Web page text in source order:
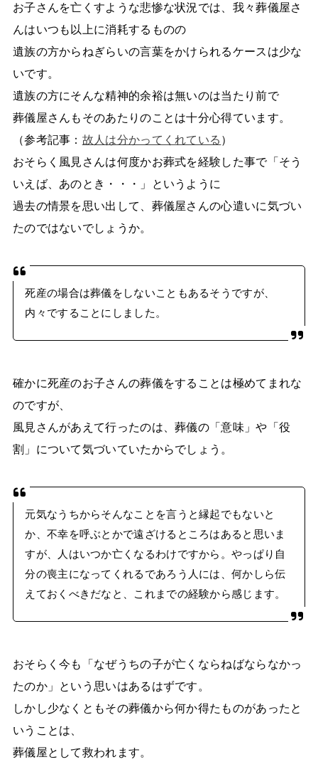
お子さんを亡くすような悲惨な状況では、我々葬儀屋さ
んはいつも以上に消耗するものの
遺族の方からねぎらいの言葉をかけられるケースは少な
いです。
遺族の方にそんな精神的余裕は無いのは当たり前で
葬儀屋さんもそのあたりのことは十分心得ています。
（参考記事： 故人は分かってくれている ）
おそらく風見さんは何度かお葬式を経験した事で「そう
いえば、あのとき・・・」というように
過去の情景を思い出して、葬儀屋さんの心遣いに気づい
たのではないでしょうか。
死産の場合は葬儀をしないこともあるそうですが、
内々ですることにしました。
確かに死産のお子さんの葬儀をすることは極めてまれな
のですが、
風見さんがあえて行ったのは、葬儀の「意味」や「役
割」について気づいていたからでしょう。
元気なうちからそんなことを言うと縁起でもないと
か、不幸を呼ぶとかで遠ざけるところはあると思いま
すが、人はいつか亡くなるわけですから。やっぱり自
分の喪主になってくれるであろう人には、何かしら伝
えておくべきだなと、これまでの経験から感じます。
おそらく今も「なぜうちの子が亡くならねばならなかっ
たのか」という思いはあるはずです。
しかし少なくともその葬儀から何か得たものがあったと
いうことは、
葬儀屋として救われます。